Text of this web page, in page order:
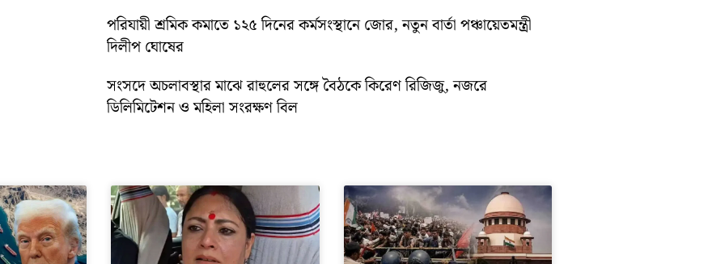
পরিযায়ী শ্রমিক কমাতে ১২৫ দিনের কর্মসংস্থানে জোর, নতুন বার্তা পঞ্চায়েতমন্ত্রী
দিলীপ ঘোষের
সংসদে অচলাবস্থার মাঝে রাহুলের সঙ্গে বৈঠকে কিরেণ রিজিজু, নজরে
ডিলিমিটেশন ও মহিলা সংরক্ষণ বিল